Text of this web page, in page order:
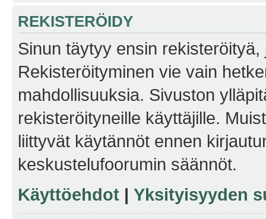
REKISTERÖIDY
Sinun täytyy ensin
Rekisteröityminen vie vain
mahdollisuuksia. Sivuston
rekisteröityneille käyttäjille.
liittyvät käytännöt ennen
keskustelufoorumin säännöt.
Käyttöehdot | Yksityisyyden